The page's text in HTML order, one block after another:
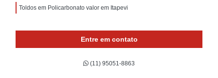
Toldos em Policarbonato valor em Itapevi
Entre em contato
(11) 95051-8863